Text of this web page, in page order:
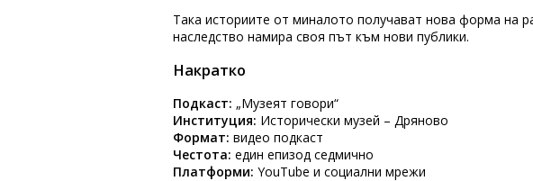
Така историите от миналото получават нова форма на
наследство намира своя път към нови публики.
Накратко
Подкаст: „Музеят говори“
Институция: Исторически музей – Дряново
Формат: видео подкаст
Честота: един епизод седмично
Платформи: YouTube и социални мрежи